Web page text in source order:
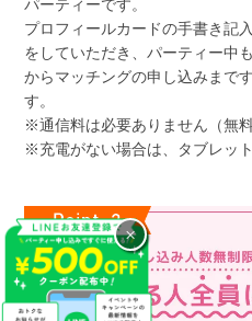
パーティーです。
プロフィールカードの手書き記
をしていただき、パーティー中
からマッチングの申し込みまで
す。
※通信料は必要ありません（無料
※充電がない場合は、タブレッ
×